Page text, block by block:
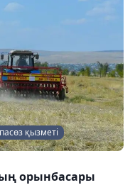
қызметі
орынбасары